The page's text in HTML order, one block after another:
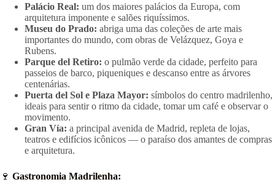
Palácio Real: um dos maiores palácios da Europa, com
arquitetura imponente e salões riquíssimos.
Museu do Prado: abriga uma das coleções de arte mais
importantes do mundo, com obras de Velázquez, Goya e
Rubens.
Parque del Retiro: o pulmão verde da cidade, perfeito para
passeios de barco, piqueniques e descanso entre as árvores
centenárias.
Puerta del Sol e Plaza Mayor: símbolos do centro madrilenho,
ideais para sentir o ritmo da cidade, tomar um café e observar o
movimento.
Gran Vía: a principal avenida de Madrid, repleta de lojas,
teatros e edifícios icônicos — o paraíso dos amantes de compras
e arquitetura.
🍷 Gastronomia Madrilenha: